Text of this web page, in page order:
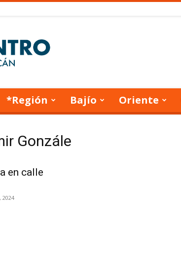
*Región Bajío Oriente
Gonzále
en calle
2024